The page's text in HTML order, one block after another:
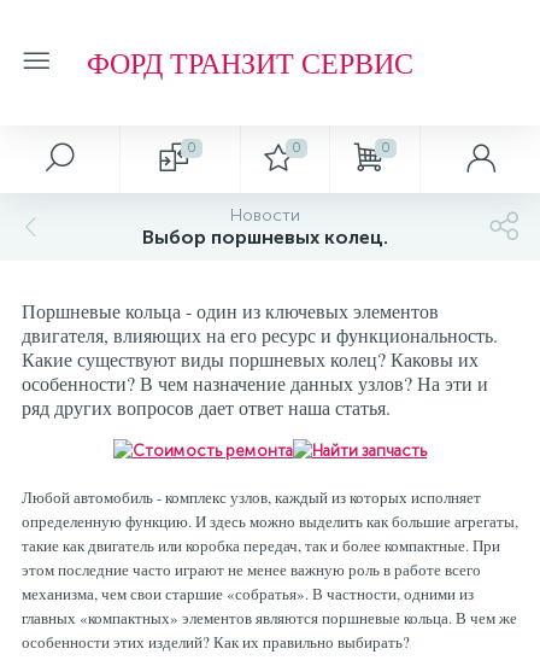
ФОРД ТРАНЗИТ СЕРВИС
0 0 0
Новости
Выбор поршневых колец.
Поршневые кольца - один из ключевых элементов
двигателя, влияющих на его ресурс и функциональность.
Какие существуют виды поршневых колец? Каковы их
особенности? В чем назначение данных узлов? На эти и
ряд других вопросов дает ответ наша статья.
Любой автомобиль - комплекс узлов, каждый из которых исполняет
определенную функцию. И здесь можно выделить как большие агрегаты,
такие как двигатель или коробка передач, так и более компактные. При
этом последние часто играют не менее важную роль в работе всего
механизма, чем свои старшие «собратья». В частности, одними из
главных «компактных» элементов являются поршневые кольца. В чем же
особенности этих изделий? Как их правильно выбирать?
Автосервис
Ремонт подвески и ходовой части
Ремонт агрегатов
Кузовные работы
Рулевая система
Топливная система
О магазине
Отзывы о компании
Обзоры и советы
Обзоры
Рейтинг
Технологии
Т.О. ФОРД ТРАНЗИТ
Фильтр МАСЛЯНЫЙ
Фильтр ТОПЛИВНЫЙ
Фильтр ВОЗДУШНЫЙ
Масло МОТОРНОЕ
МАСЛО ТРАНСМИССИОННОЕ